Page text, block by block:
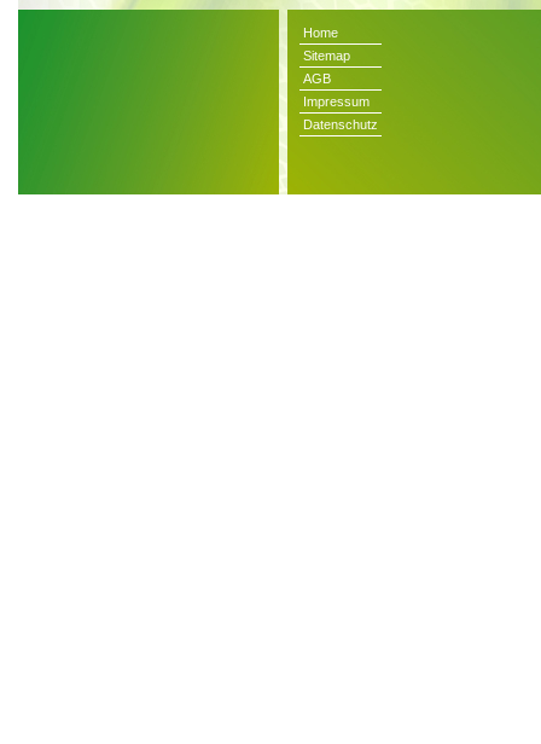
Home
Sitemap
AGB
Impressum
Datenschutz